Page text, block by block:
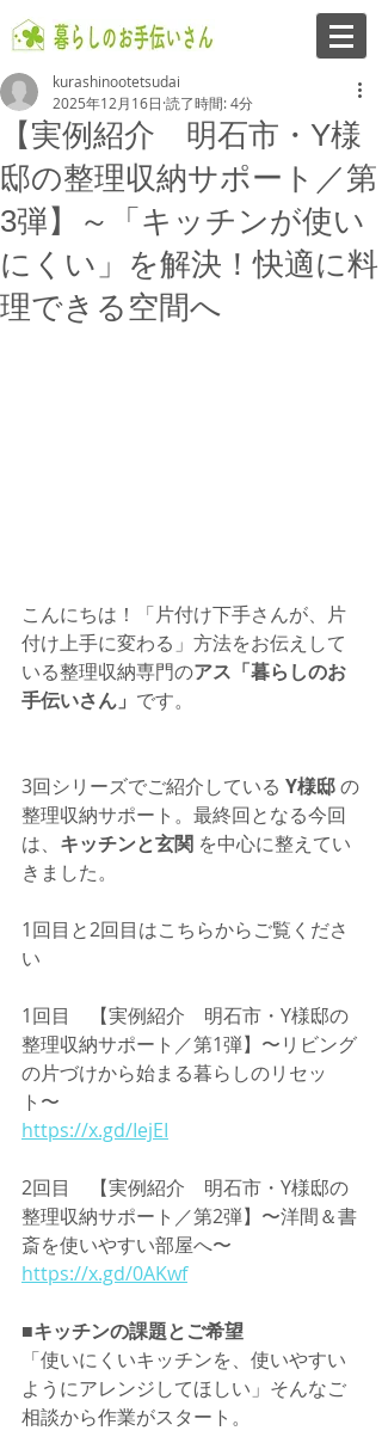
【実例紹介 明石市・Y様
邸の整理収納サポート／第
3弾】～「キッチンが使い
にくい」を解決！快適に料
理できる空間へ
kurashinootetsudai
2025年12月16日 読了時間: 4分
こんにちは！「片付け下手さんが、片
付け上手に変わる」方法をお伝えして
いる整理収納専門のアス「暮らしのお
手伝いさん」 です。
3回シリーズでご紹介している Y様邸 の
整理収納サポート。最終回となる今回
は、 キッチンと玄関 を中心に整えてい
きました。
1回目と2回目はこちらからご覧くださ
い
1回目
【実例紹介　明石市・Y様邸の
整理収納サポート／第1弾】〜リビング
の片づけから始まる暮らしのリセッ
ト〜
https://x.gd/IejEI
2回目
【実例紹介　明石市・Y様邸の
整理収納サポート／第2弾】〜洋間＆書
斎を使いやすい部屋へ〜
https://x.gd/0AKwf
■キッチンの課題とご希望
「使いにくいキッチンを、使いやすい
ようにアレンジしてほしい」そんなご
相談から作業がスタート。